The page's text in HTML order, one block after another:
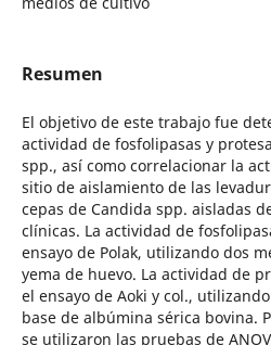
Resumen
El objetivo de este trabajo fue
actividad de fosfolipasas y
spp., así como correlacionar la
sitio de aislamiento de las
cepas de Candida spp. aisladas
clínicas. La actividad de
ensayo de Polak, utilizando dos
yema de huevo. La actividad de
el ensayo de Aoki y col.,
base de albúmina sérica bovina.
se utilizaron las pruebas de